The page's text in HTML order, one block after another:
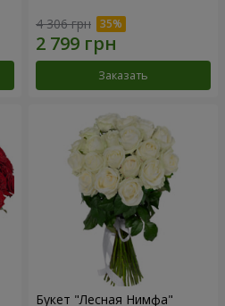
4 306 грн
Заказать
Букет "Лесная Нимфа"